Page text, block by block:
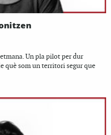
Un pla pilot per dur
què som un territori segur que